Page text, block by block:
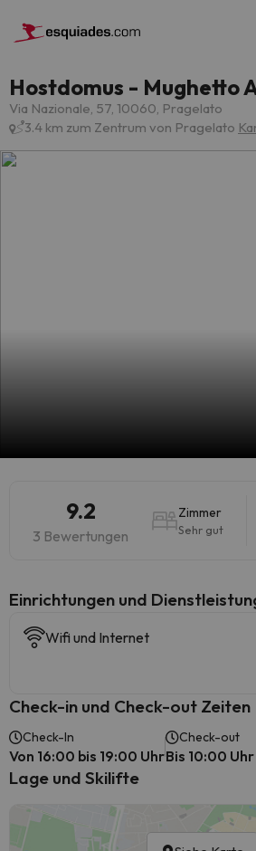
Hostdomus - Mughetto
Via Nazionale, 57, 10060, Pragelato
3.4 km zum Zentrum von Pragelato
9.2
3 Bewertungen
Zimmer
Sehr gut
​Einrichtungen und
Wifi und Internet
Check-in und Check-out Zeiten
Check-In
Von 16:00 bis 19:00 Uhr
Check-out
Bis 10:00 Uhr
Lage und Skilifte